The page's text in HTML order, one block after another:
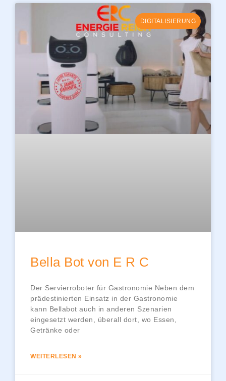
DIGITALISIERUNG
Bella Bot von E R C
Der Servierroboter für Gastronomie Neben dem
prädestinierten Einsatz in der Gastronomie
kann Bellabot auch in anderen Szenarien
eingesetzt werden, überall dort, wo Essen,
Getränke oder
WEITERLESEN »